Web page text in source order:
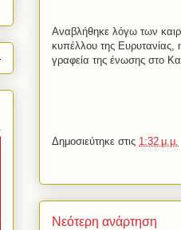
Αναβλήθηκε λόγω των
κυπέλλου της Ευρυτανίας,
γραφεία της ένωσης στο
Δημοσιεύτηκε στις 1:32 μ.μ.
Νεότερη ανάρτηση